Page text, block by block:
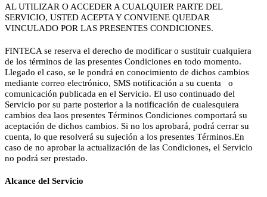
AL UTILIZAR O ACCEDER A CUALQUIER PARTE DEL
SERVICIO, USTED ACEPTA Y CONVIENE QUEDAR
VINCULADO POR LAS PRESENTES CONDICIONES.
FINTECA se reserva el derecho de modificar o sustituir cualquiera
de los términos de las presentes Condiciones en todo momento.
Llegado el caso, se le pondrá en conocimiento de dichos cambios
mediante correo electrónico, SMS notificación a su cuenta o
comunicación publicada en el Servicio. El uso continuado del
Servicio por su parte posterior a la notificación de cualesquiera
cambios dea laos presentes Términos Condiciones comportará su
aceptación de dichos cambios. Si no los aprobará, podrá cerrar su
cuenta, lo que resolverá su sujeción a los presentes Términos.En
caso de no aprobar la actualización de las Condiciones, el Servicio
no podrá ser prestado.
Alcance del Servicio